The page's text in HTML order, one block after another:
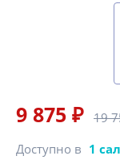
9 875 ₽ 19
Доступно в 1